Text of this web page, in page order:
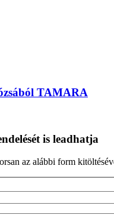
TAMARA
is leadhatja
az alábbi form